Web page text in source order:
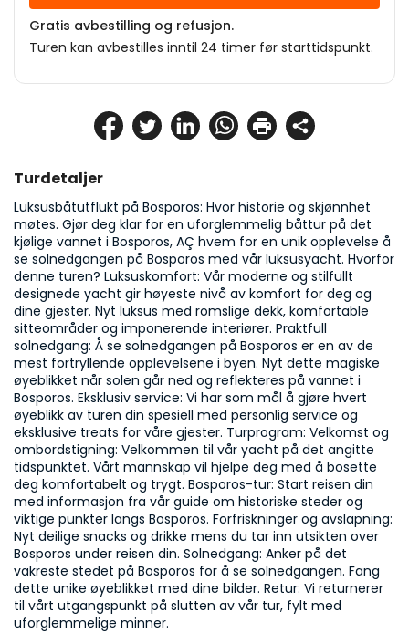
Turdetaljer
Luksusbåtutflukt på Bosporos: Hvor historie og skjønnhet
møtes. Gjør deg klar for en uforglemmelig båttur på det
kjølige vannet i Bosporos, AÇ hvem for en unik opplevelse å
se solnedgangen på Bosporos med vår luksusyacht. Hvorfor
denne turen? Luksuskomfort: Vår moderne og stilfullt
designede yacht gir høyeste nivå av komfort for deg og
dine gjester. Nyt luksus med romslige dekk, komfortable
sitteområder og imponerende interiører. Praktfull
solnedgang: Å se solnedgangen på Bosporos er en av de
mest fortryllende opplevelsene i byen. Nyt dette magiske
øyeblikket når solen går ned og reflekteres på vannet i
Bosporos. Eksklusiv service: Vi har som mål å gjøre hvert
øyeblikk av turen din spesiell med personlig service og
eksklusive treats for våre gjester. Turprogram: Velkomst og
ombordstigning: Velkommen til vår yacht på det angitte
tidspunktet. Vårt mannskap vil hjelpe deg med å bosette
deg komfortabelt og trygt. Bosporos-tur: Start reisen din
med informasjon fra vår guide om historiske steder og
viktige punkter langs Bosporos. Forfriskninger og avslapning:
Nyt deilige snacks og drikke mens du tar inn utsikten over
Bosporos under reisen din. Solnedgang: Anker på det
vakreste stedet på Bosporos for å se solnedgangen. Fang
dette unike øyeblikket med dine bilder. Retur: Vi returnerer
til vårt utgangspunkt på slutten av vår tur, fylt med
uforglemmelige minner.
Gratis avbestilling og refusjon.
Turen kan avbestilles inntil 24 timer før starttidspunkt.